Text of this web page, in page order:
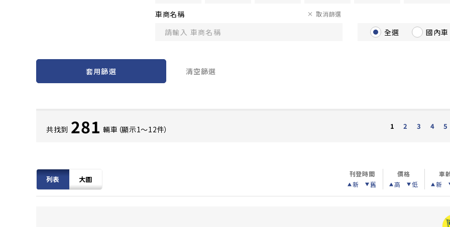
車商名稱 取消篩選
全選 國內車
套用篩選 清空篩選
共找到 281 輛車（顯示1〜12件） 1 2 3 4 5
列表 大圖
刊登時間
新
舊
價格
高
低
車
新